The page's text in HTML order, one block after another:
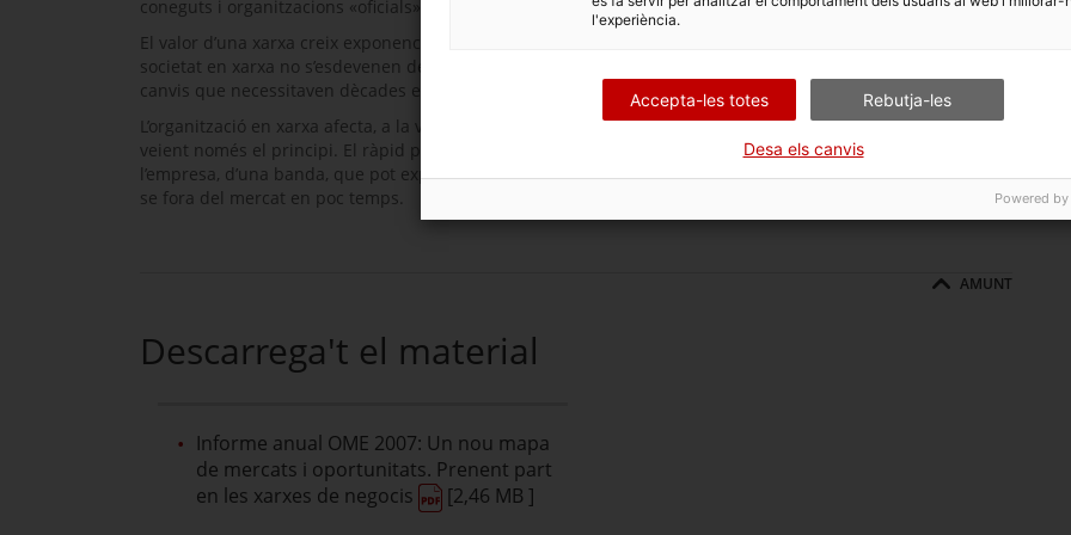
coneguts i organitzacions «oficials».
El valor d’una xarxa creix exponencialment amb el nombre de membres que hi participen. Els canvis en la
societat en xarxa no s’esdevenen de forma lineal com ho fan en la societat industrial, i això vol dir que els
canvis que necessitaven dècades en el passat ara succeeixen significativament més de pressa.
L’organització en xarxa afecta, a la vegada, el desenvolupament tecnològic social i econòmic, i per tant estem
veient només el principi. El ràpid potencial de desenvolupament de la societat en xarxa implica per a
l’empresa, d’una banda, que pot expansionar-se ràpidament i, de l’altra, que qualsevol indústria pot quedar-
se fora del mercat en poc temps.
AMUNT
Descarrega't el material
Informe anual OME 2007: Un nou mapa
de mercats i oportunitats. Prenent part
en les xarxes de negocis
[2,46 MB ]
l'experiència.
Accepta-les totes Rebutja-les
Desa els canvis
Powered by